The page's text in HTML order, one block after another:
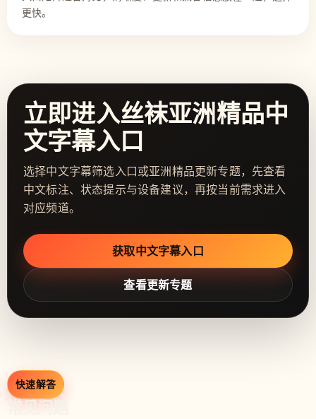
更快。
立即进入丝袜亚洲精品中
文字幕入口
选择中文字幕筛选入口或亚洲精品更新专题，先查看
中文标注、状态提示与设备建议，再按当前需求进入
对应频道。
获取中文字幕入口
查看更新专题
快速解答
常见问题